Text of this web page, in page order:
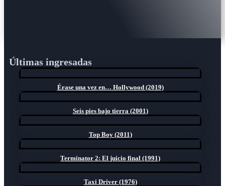
Últimas ingresadas
Érase una vez en… Hollywood (2019)
Seis pies bajo tierra (2001)
Top Boy (2011)
Terminator 2: El juicio final (1991)
Taxi Driver (1976)